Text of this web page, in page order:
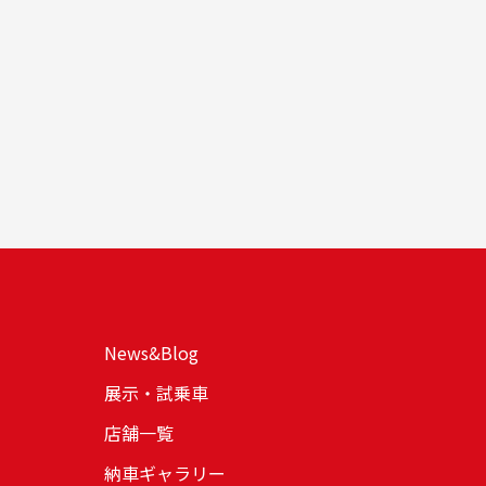
News&Blog
展示・試乗車
店舗一覧
納車ギャラリー